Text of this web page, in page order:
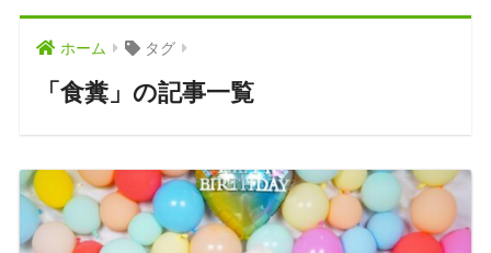
ホーム タグ
「食糞」の記事一覧